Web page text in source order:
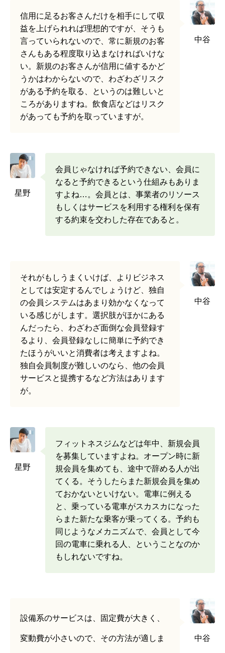
信用に足るお客さんだけを相手にして収
益を上げられれば理想的ですが、そうも
言っていられないので、常に新規のお客
さんもある程度取り込まなければいけな
い。新規のお客さんが信用に値するかど
うかはわからないので、わざわざリスク
がある予約を取る、というのは難しいと
ころがありますね。飲食店などはリスク
があっても予約を取っていますが。
中谷
星野
会員じゃなければ予約できない、会員に
なると予約できるという仕組みもありま
すよね…。会員とは、事業者のリソース
もしくはサービスを利用する権利を保有
する約束を交わした存在であると。
それがもしうまくいけば、よりビジネス
としては安定するんでしょうけど、独自
の会員システムはあまり効かなくなって
いる感じがします。選択肢がほかにある
んだったら、わざわざ面倒な会員登録す
るより、会員登録なしに簡単に予約でき
たほうがいいと消費者は考えますよね。
独自会員制度が難しいのなら、他の会員
サービスと提携するなど方法はあります
が。
中谷
星野
フィットネスジムなどは年中、新規会員
を募集していますよね。オープン時に新
規会員を集めても、途中で辞める人が出
てくる。そうしたらまた新規会員を集め
ておかないといけない。電車に例える
と、乗っている電車がスカスカになった
らまた新たな乗客が乗ってくる。予約も
同じようなメカニズムで、会員として今
回の電車に乗れる人、ということなのか
もしれないですね。
設備系のサービスは、固定費が大きく、
変動費が小さいので、その方法が適しま 中谷